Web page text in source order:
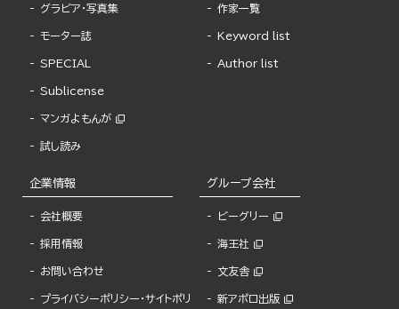
グラビア・写真集
モーター誌
SPECIAL
Sublicense
マンガよもんが
試し読み
作家一覧
Keyword list
Author list
企業情報
会社概要
採用情報
お問い合わせ
プライバシーポリシー・サイトポリ
グループ会社
ビーグリー
海王社
文友舎
新アポロ出版